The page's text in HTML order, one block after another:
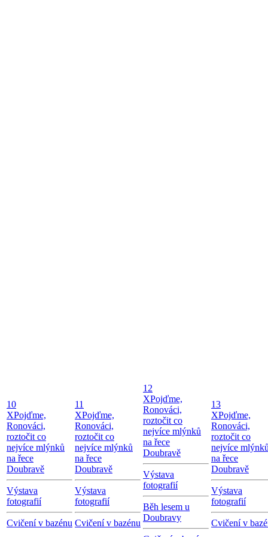
10
XPojďme,
Ronováci,
roztočit co
nejvíce mlýnků
na řece
Doubravě
Výstava
fotografií
Cvičení v bazénu
11
XPojďme,
Ronováci,
roztočit co
nejvíce mlýnků
na řece
Doubravě
Výstava
fotografií
Cvičení v bazénu
12
XPojďme,
Ronováci,
roztočit co
nejvíce mlýnků
na řece
Doubravě
Výstava
fotografií
Běh lesem u
Doubravy
13
XPojďme,
Ronováci,
roztočit co
nejvíce
na řece
Doubravě
Výstava
fotografií
Cvičení v